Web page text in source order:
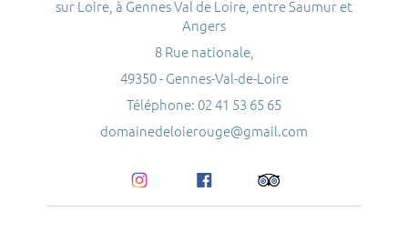
sur Loire, à Gennes Val de Loire, entre Saumur et
Angers
8 Rue nationale,
49350 - Gennes-Val-de-Loire
Téléphone: 02 41 53 65 65
domainedeloierouge@gmail.com